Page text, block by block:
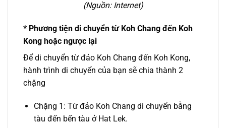
(Nguồn: Internet)
* Phương tiện di chuyển từ Koh Chang đến Koh
Kong hoặc ngược lại
Để di chuyển từ đảo Koh Chang đến Koh Kong,
hành trình di chuyển của bạn sẽ chia thành 2
chặng
Chặng 1: Từ đảo Koh Chang di chuyển bằng
tàu đến bến tàu ở Hat Lek.